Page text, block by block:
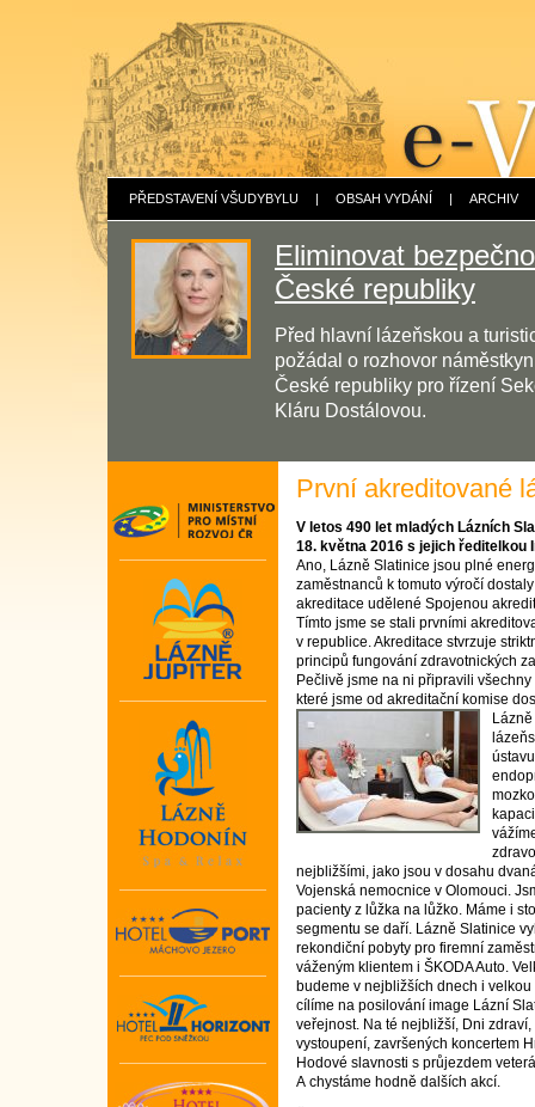
PŘEDSTAVENÍ VŠUDYBYLU | OBSAH VYDÁNÍ | ARCHIV
Eliminovat
České republiky
Před hlavní lázeňskou a
požádal o rozhovor
České republiky pro řízení
Kláru Dostálovou.
První akreditované
V letos 490 let mladých Lázních
18. května 2016 s jejich ředitelkou
Ano, Lázně Slatinice jsou plné
zaměstnanců k tomuto výročí
akreditace udělené Spojenou
Tímto jsme se stali prvními
v republice. Akreditace stvrzuje
principů fungování zdravotnických
Pečlivě jsme na ni připravili
které jsme od akreditační komise
nejbližšími, jako jsou v dosahu
Vojenská nemocnice v Olomouci.
pacienty z lůžka na lůžko. Máme i
segmentu se daří. Lázně Slatinice
rekondiční pobyty pro firemní
váženým klientem i ŠKODA Auto.
budeme v nejbližších dnech i
cílíme na posilování image Lázní
veřejnost. Na té nejbližší, Dni
vystoupení, završených koncertem
Hodové slavnosti s průjezdem
A chystáme hodně dalších akcí.